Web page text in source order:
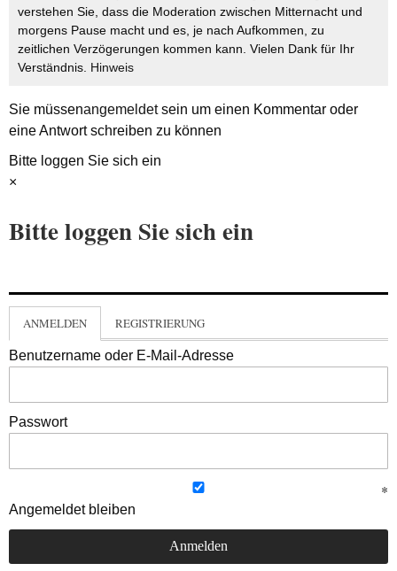
verstehen Sie, dass die Moderation zwischen Mitternacht und
morgens Pause macht und es, je nach Aufkommen, zu
zeitlichen Verzögerungen kommen kann. Vielen Dank für Ihr
Verständnis. Hinweis
Sie müssenangemeldetsein um einen Kommentar oder
eine Antwort schreiben zu können
Bitte loggen Sie sich ein
×
Bitte loggen Sie sich ein
ANMELDEN REGISTRIERUNG
Benutzername oder E-Mail-Adresse
Passwort
Angemeldet bleiben